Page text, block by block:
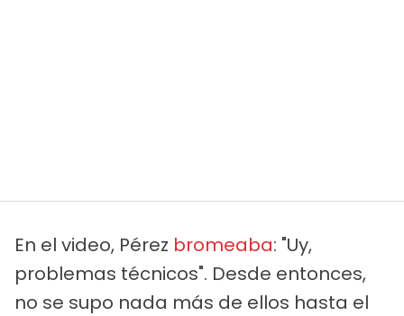
En el video, Pérez bromeaba: "Uy,
problemas técnicos". Desde entonces,
no se supo nada más de ellos hasta el